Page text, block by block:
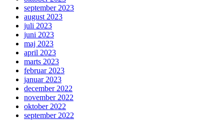
september 2023
august 2023
juli 2023
juni 2023
maj 2023
april 2023
marts 2023
februar 2023
januar 2023
december 2022
november 2022
oktober 2022
september 2022